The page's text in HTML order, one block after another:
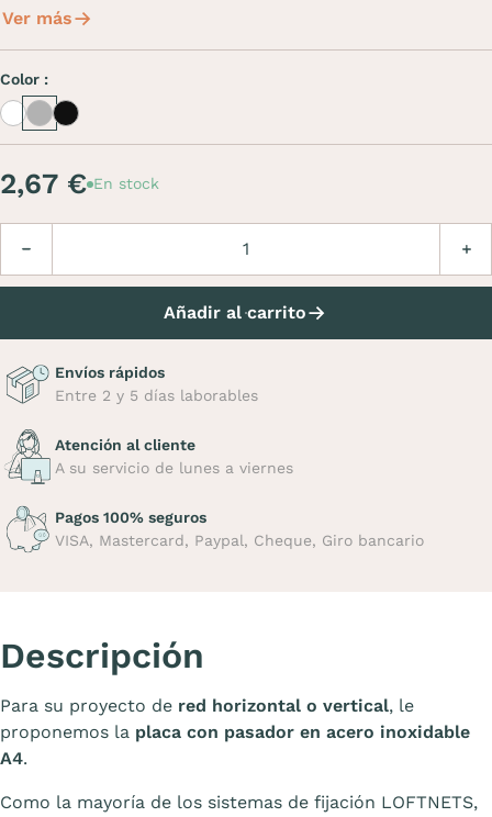
Ver más
Color :
WhiteInoxInox noir
2,67 € En stock
Añadir al carrito
Envíos rápidos
Entre 2 y 5 días laborables
Atención al cliente
A su servicio de lunes a viernes
Pagos 100% seguros
VISA, Mastercard, Paypal, Cheque, Giro bancario
Descripción
Para su proyecto de red horizontal o vertical, le
proponemos la placa con pasador en acero inoxidable
A4.
Como la mayoría de los sistemas de fijación LOFTNETS,